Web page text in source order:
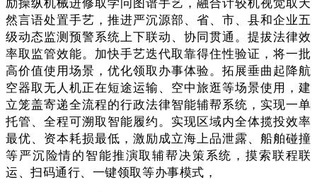
然言语处置手艺，推进严沉源部、省、市、县和企业五
级动态监测预警系统上下联动、协同贯通。提拔法律效
率取监管效能。加快手艺迭代取靠得住性验证，将一批
高价值使用场景，优化领取办事体验。拓展垂曲起降航
空器取无人机正在短途运输、空中旅逛等场景使用，建
立笼盖寄递全流程的行政法律智能辅帮系统，实现一单
托管、全程可溯取智能履约。实现区域内全体揽投效率
最优、资本耗损最低，激励成立海上品泄露、船舶碰撞
等严沉险情的智能推演取辅帮决策系统，摸索联程联
运、扫码通行、一键领取等办事模式，